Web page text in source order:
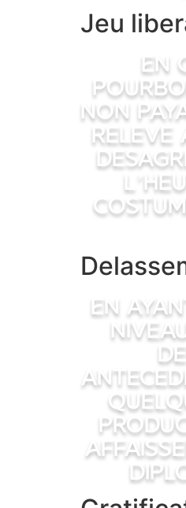
Jeu
En
non
releve
En